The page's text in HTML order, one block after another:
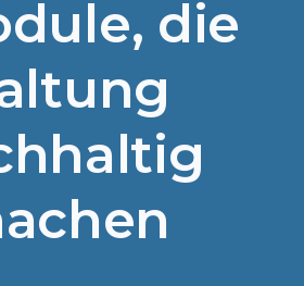
die